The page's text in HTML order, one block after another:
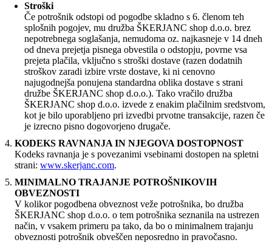
Stroški
Če potrošnik odstopi od pogodbe skladno s 6. členom teh
splošnih pogojev, mu družba ŠKERJANC shop d.o.o. brez
nepotrebnega soglašanja, nemudoma oz. najkasneje v 14 dneh
od dneva prejetja pisnega obvestila o odstopju, povrne vsa
prejeta plačila, vključno s stroški dostave (razen dodatnih
stroškov zaradi izbire vrste dostave, ki ni cenovno
najugodnejša ponujena standardna oblika dostave s strani
družbe ŠKERJANC shop d.o.o.). Tako vračilo družba
ŠKERJANC shop d.o.o. izvede z enakim plačilnim sredstvom,
kot je bilo uporabljeno pri izvedbi prvotne transakcije, razen če
je izrecno pisno dogovorjeno drugače.
KODEKS RAVNANJA IN NJEGOVA DOSTOPNOST
Kodeks ravnanja je s povezanimi vsebinami dostopen na spletni
strani: www.skerjanc.com.
MINIMALNO TRAJANJE POTROŠNIKOVIH
OBVEZNOSTI
V kolikor pogodbena obveznost veže potrošnika, bo družba
ŠKERJANC shop d.o.o. o tem potrošnika seznanila na ustrezen
način, v vsakem primeru pa tako, da bo o minimalnem trajanju
obveznosti potrošnik obveščen neposredno in pravočasno.